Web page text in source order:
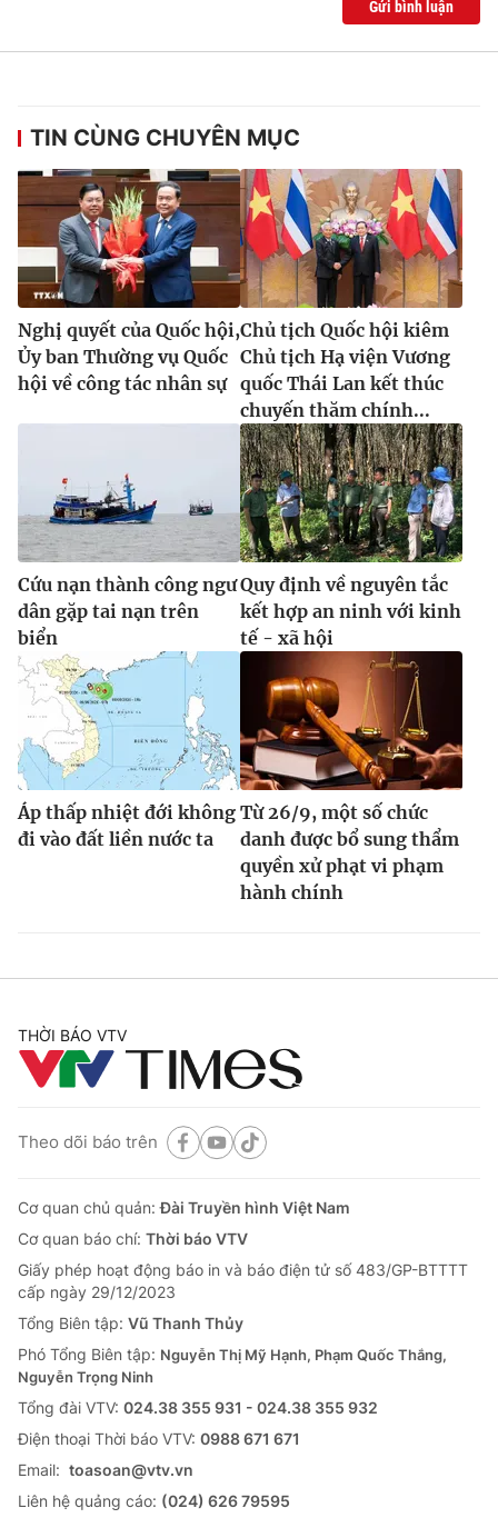
Gửi bình luận
TIN CÙNG CHUYÊN MỤC
Nghị quyết của Quốc hội,
Ủy ban Thường vụ Quốc
hội về công tác nhân sự
Chủ tịch Quốc hội kiêm
Chủ tịch Hạ viện Vương
quốc Thái Lan kết thúc
chuyến thăm chính...
Cứu nạn thành công ngư
dân gặp tai nạn trên
biển
Quy định về nguyên tắc
kết hợp an ninh với kinh
tế - xã hội
Áp thấp nhiệt đới không
đi vào đất liền nước ta
Từ 26/9, một số chức
danh được bổ sung thẩm
quyền xử phạt vi phạm
hành chính
THỜI BÁO VTV
Theo dõi báo trên
Cơ quan chủ quản:Đài Truyền hình Việt Nam
Cơ quan báo chí: Thời báo VTV
Giấy phép hoạt động báo in và báo điện tử số 483/GP-BTTTT
cấp ngày 29/12/2023
Tổng Biên tập: Vũ Thanh Thủy
Phó Tổng Biên tập: Nguyễn Thị Mỹ Hạnh, Phạm Quốc Thắng,
Nguyễn Trọng Ninh
Tổng đài VTV: 024.38 355 931 - 024.38 355 932
Ðiện thoại Thời báo VTV: 0988 671 671
Email: toasoan@vtv.vn
Liên hệ quảng cáo: (024) 626 79595